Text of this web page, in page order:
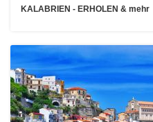
KALABRIEN - ERHOLEN & mehr